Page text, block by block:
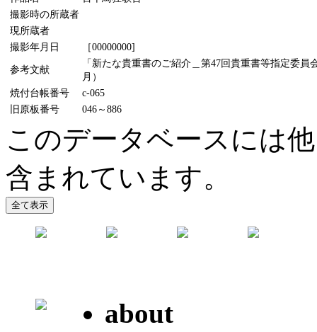
撮影時の所蔵者
現所蔵者
撮影年月日
［00000000]
参考文献
「新たな貴重書のご紹介＿第47回貴重書等指定委
月）
焼付台帳番号
c-065
旧原板番号
046～886
このデータベースには
含まれています。
about